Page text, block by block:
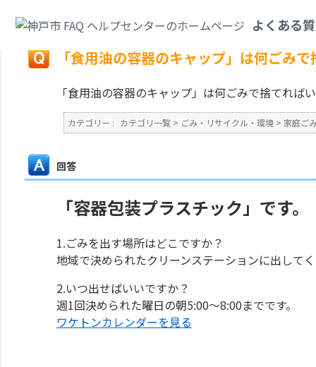
よくある
戻る
「食用油の容器のキャップ」は何ごみ
「食用油の容器のキャップ」は何ごみで捨てれば
カテゴリー : カテゴリ一覧 > ごみ・リサイクル・環境 > 家庭ご
回答
「容器包装プラスチック」です。
1.ごみを出す場所はどこですか？
地域で決められたクリーンステーションに出して
2.いつ出せばいいですか？
週1回決められた曜日の朝5:00～8:00までです。
ワケトンカレンダーを見る